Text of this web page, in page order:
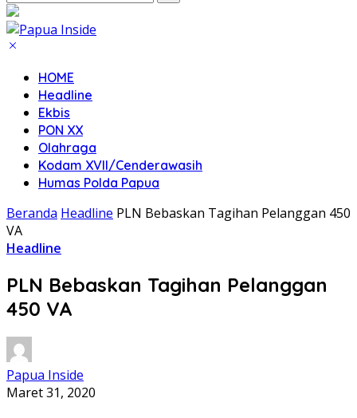
HOME
Headline
Ekbis
PON XX
Olahraga
Kodam XVII/Cenderawasih
Humas Polda Papua
Beranda Headline PLN Bebaskan Tagihan Pelanggan 450
VA
Headline
PLN Bebaskan Tagihan Pelanggan
450 VA
Papua Inside
Maret 31, 2020